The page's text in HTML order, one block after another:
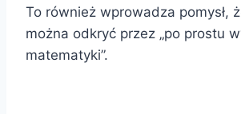
To również wprowadza pomysł,
można odkryć przez „po prostu
matematyki”.